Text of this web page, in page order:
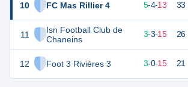
10 FC Mas Rillier 4
11
Isn Football Club de
Chaneins
12 Foot 3 Rivières 3
19 5-4-13 33
10 3-3-15 26
5 3-0-15 21